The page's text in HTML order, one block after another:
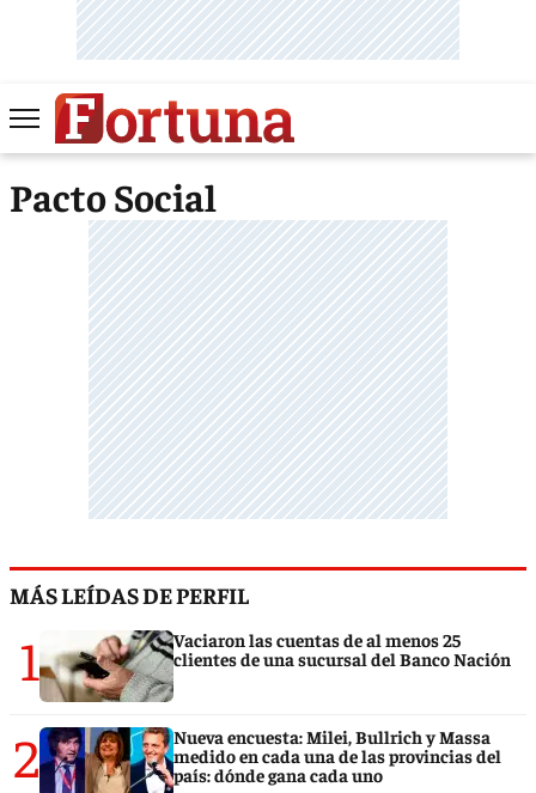
Pacto Social
MÁS LEÍDAS DE PERFIL
1
Vaciaron las cuentas de al menos 25
clientes de una sucursal del Banco Nación
2
Nueva encuesta: Milei, Bullrich y Massa
medido en cada una de las provincias del
país: dónde gana cada uno